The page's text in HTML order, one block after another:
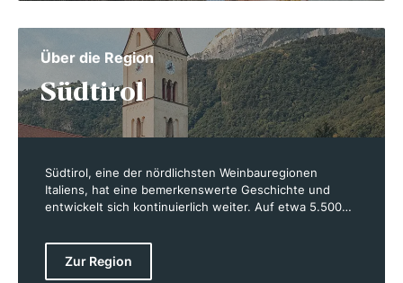
Über die Region
Südtirol
Südtirol, eine der nördlichsten Weinbauregionen
Italiens, hat eine bemerkenswerte Geschichte und
entwickelt sich kontinuierlich weiter. Auf etwa 5.500
die von der einzigartigen Geographie und dem
besonderen Klima der Region profitieren. Die
Zur Region